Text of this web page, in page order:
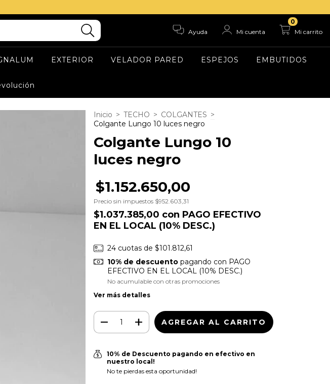
Ayuda Mi cuenta Mi carrito
0
EXTERIOR VELADOR PARED ESPEJOS EMBUTIDOS
Inicio > TECHO > COLGANTES >
Colgante Lungo 10 luces negro
Colgante Lungo 10
luces negro
$1.152.650,00
Precio sin impuestos $952.603,31
$1.037.385,00 con PAGO EFECTIVO
EN EL LOCAL (10% DESC.)
24 cuotas de $101.812,61
10% de descuentopagando con PAGO
EFECTIVO EN EL LOCAL (10% DESC.)
No acumulable con otras promociones
Ver más detalles
10% de Descuento pagando en efectivo en
nuestro local!
No te pierdas esta oportunidad!